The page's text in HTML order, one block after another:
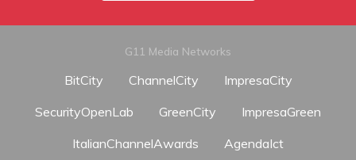
G11 Media Networks
BitCity ChannelCity
ImpresaCity
SecurityOpenLab
GreenCity
ImpresaGreen
ItalianChannelAwards
AgendaIct